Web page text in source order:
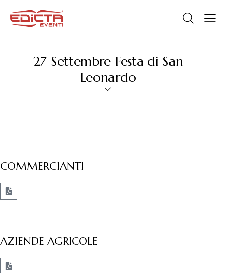
27 Settembre Festa di San
Leonardo
COMMERCIANTI
AZIENDE AGRICOLE